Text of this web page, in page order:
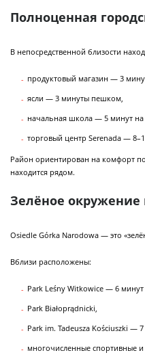
Полноценная
В непосредственной близости
продуктовый магазин — 3
ясли — 3 минуты пешком,
начальная школа — 5 минут на
торговый центр Serenada —
Район ориентирован на комфорт
находится рядом.
Зелёное окружение
Osiedle Górka Narodowa — это
Вблизи расположены:
Park Leśny Witkowice — 6 минут
Park Białoprądnicki,
Park im. Tadeusza Kościuszki —
многочисленные спортивные